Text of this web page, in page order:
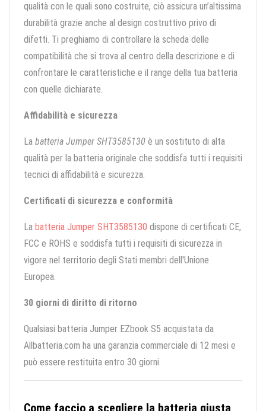
qualità con le quali sono costruite, ciò assicura un’altissima
durabilità grazie anche al design costruttivo privo di
difetti. Ti preghiamo di controllare la scheda delle
compatibilità che si trova al centro della descrizione e di
confrontare le caratteristiche e il range della tua batteria
con quelle dichiarate.
Affidabilità e sicurezza
La batteria Jumper SHT3585130 è un sostituto di alta
qualità per la batteria originale che soddisfa tutti i requisiti
tecnici di affidabilità e sicurezza.
Certificati di sicurezza e conformità
La batteria Jumper SHT3585130 dispone di certificati CE,
FCC e ROHS e soddisfa tutti i requisiti di sicurezza in
vigore nel territorio degli Stati membri dell'Unione
Europea.
30 giorni di diritto di ritorno
Qualsiasi batteria Jumper EZbook S5 acquistata da
Allbatteria.com ha una garanzia commerciale di 12 mesi e
può essere restituita entro 30 giorni.